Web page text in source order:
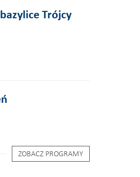
Trójcy
ZOBACZ PROGRAMY